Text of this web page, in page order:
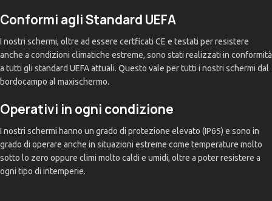
Conformi agli Standard UEFA
I nostri schermi, oltre ad essere certficati CE e testati per resistere
anche a condizioni climatiche estreme, sono stati realizzati in conformità
a tutti gli standard UEFA attuali. Questo vale per tutti i nostri schermi dal
bordocampo al maxischermo.
Operativi in ogni condizione
I nostri schermi hanno un grado di protezione elevato (IP65) e sono in
grado di operare anche in situazioni estreme come temperature molto
sotto lo zero oppure climi molto caldi e umidi, oltre a poter resistere a
ogni tipo di intemperie.